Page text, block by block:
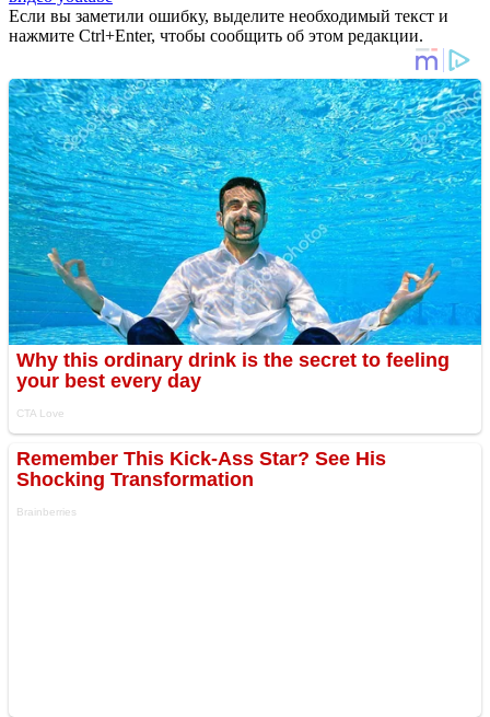
Если вы заметили ошибку, выделите необходимый текст и
нажмите Ctrl+Enter, чтобы сообщить об этом редакции.